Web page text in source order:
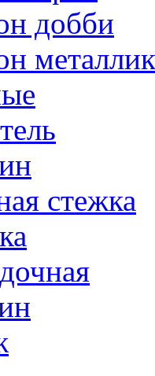
добби
металлик
стежка